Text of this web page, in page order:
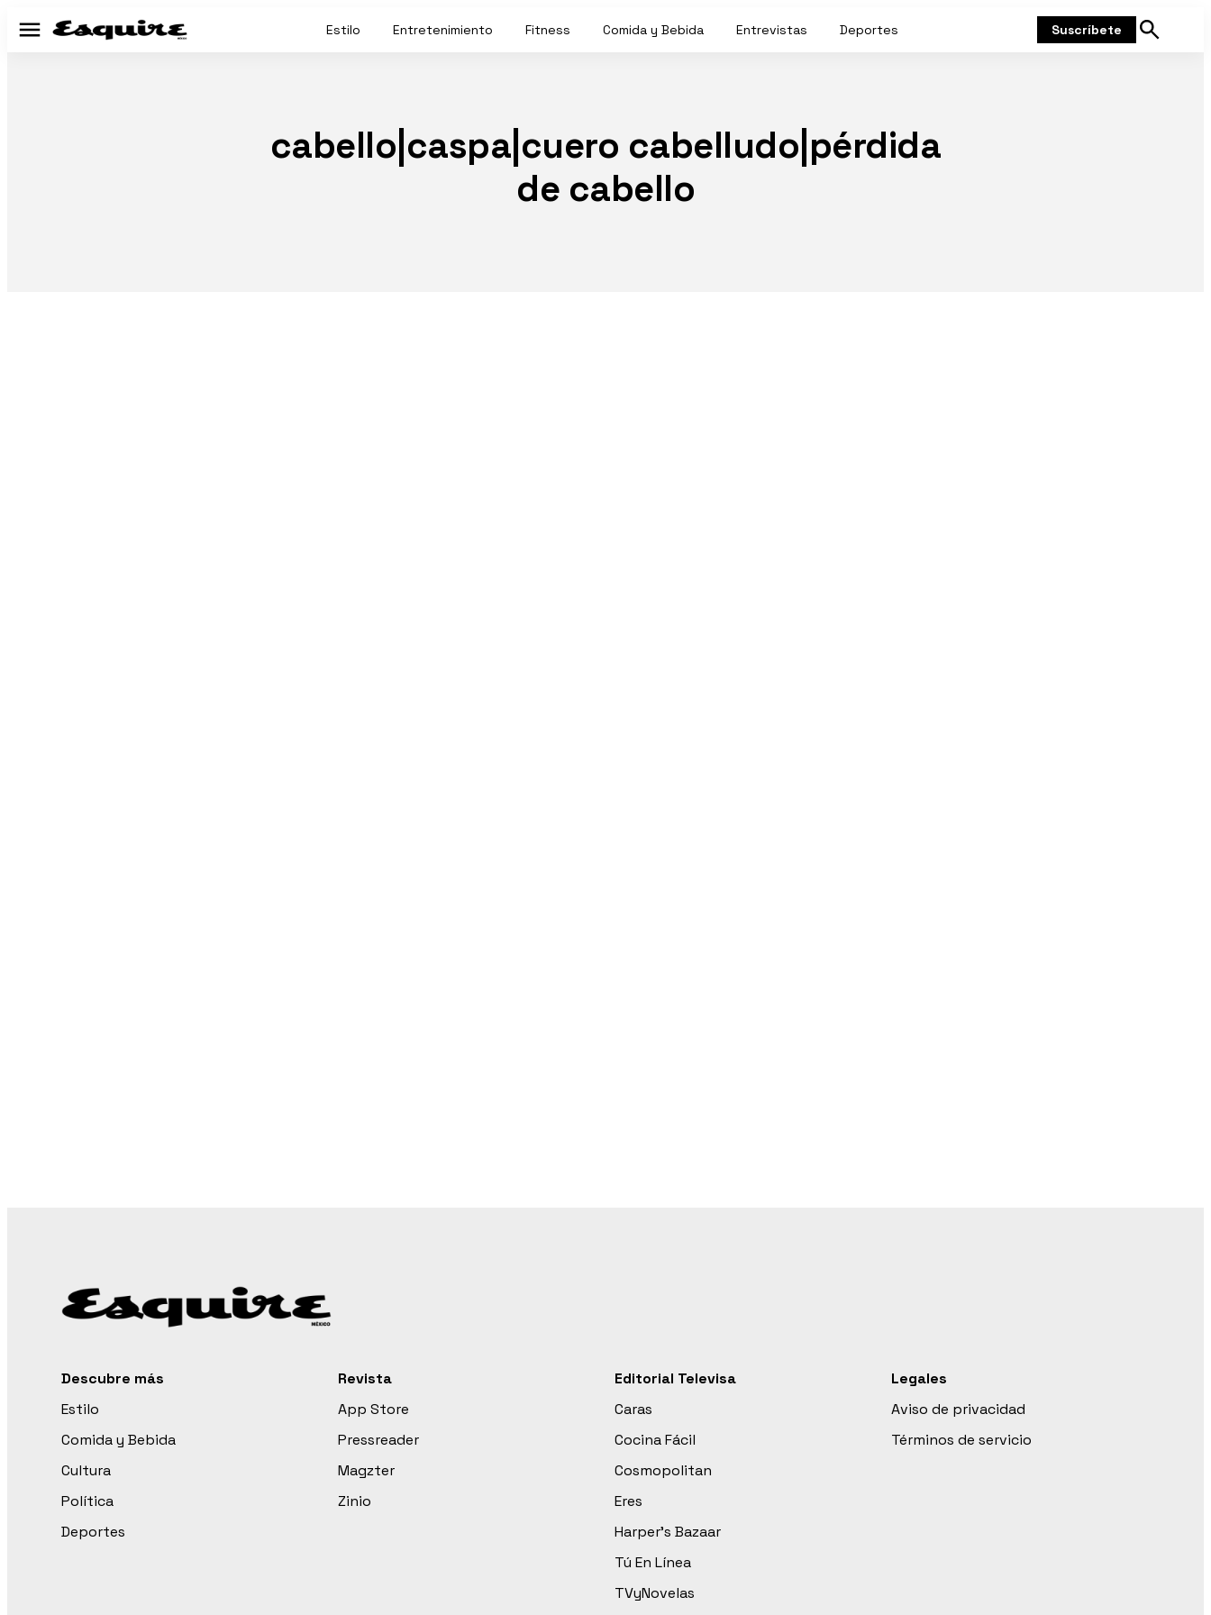
Menú Estilo Entretenimiento Fitness Comida y Bebida Entrevistas Deportes Suscríbete
Mostrar
cabello|caspa|cuero cabelludo|pérdida
de cabello
Descubre más
Estilo
Comida y Bebida
Cultura
Política
Deportes
Revista
App Store
Pressreader
Magzter
Zinio
Editorial Televisa
Caras
Cocina Fácil
Cosmopolitan
Eres
Harper’s Bazaar
Tú En Línea
TVyNovelas
Legales
Aviso de privacidad
Términos de servicio